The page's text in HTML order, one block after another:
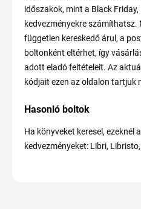
időszakok, mint a Black Friday,
kedvezményekre számíthatsz.
független kereskedő árul, a
boltonként eltérhet, így
adott eladó feltételeit. Az
kódjait ezen az oldalon tartjuk
Hasonló boltok
Ha könyveket keresel, ezeknél
kedvezményeket: Libri,